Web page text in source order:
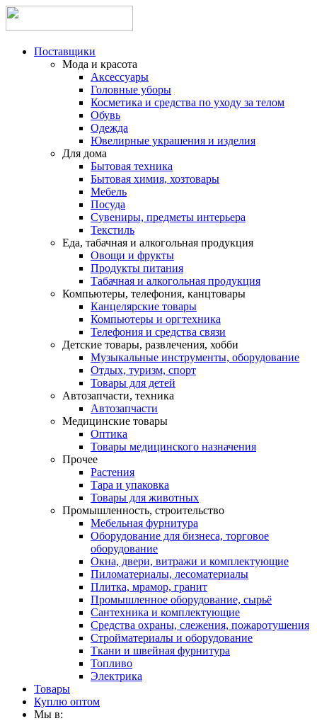
Поставщики
Мода и красота
Аксессуары
Головные уборы
Косметика и средства по уходу за телом
Обувь
Одежда
Ювелирные украшения и изделия
Для дома
Бытовая техника
Бытовая химия, хозтовары
Мебель
Посуда
Сувениры, предметы интерьера
Текстиль
Еда, табачная и алкогольная продукция
Овощи и фрукты
Продукты питания
Табачная и алкогольная продукция
Компьютеры, телефония, канцтовары
Канцелярские товары
Компьютеры и оргтехника
Телефония и средства связи
Детские товары, развлечения, хобби
Музыкальные инструменты, оборудование
Отдых, туризм, спорт
Товары для детей
Автозапчасти, техника
Автозапчасти
Медицинские товары
Оптика
Товары медицинского назначения
Прочее
Растения
Тара и упаковка
Товары для животных
Промышленность, строительство
Мебельная фурнитура
Оборудование для бизнеса, торговое
оборудование
Окна, двери, витражи и комплектующие
Пиломатериалы, лесоматериалы
Плитка, мрамор, гранит
Промышленное оборудование, сырьё
Сантехника и комплектующие
Средства охраны, слежения, пожаротушения
Стройматериалы и оборудование
Ткани и швейная фурнитура
Топливо
Электрика
Товары
Куплю оптом
Мы в: